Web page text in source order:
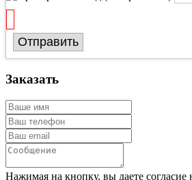
Отправить
Заказать
Нажимая на кнопку, вы даете согласие